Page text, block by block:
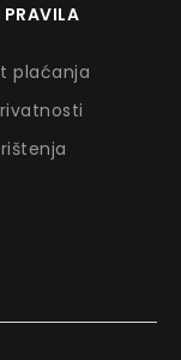
plaćanja